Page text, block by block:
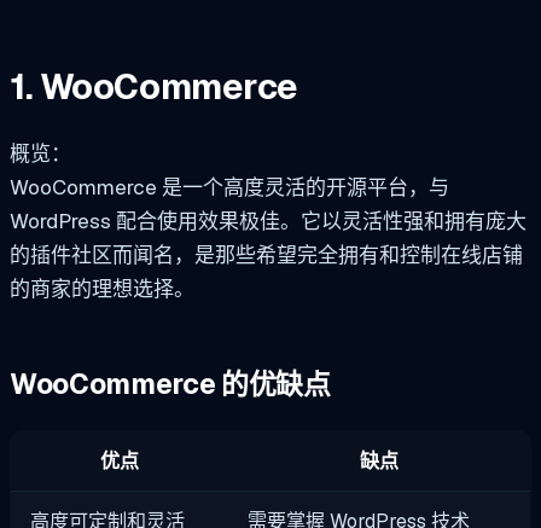
1. WooCommerce
概览：
WooCommerce 是一个高度灵活的开源平台，与
WordPress 配合使用效果极佳。它以灵活性强和拥有庞大
的插件社区而闻名，是那些希望完全拥有和控制在线店铺
的商家的理想选择。
WooCommerce 的优缺点
优点 缺点
高度可定制和灵活 需要掌握 WordPress 技术